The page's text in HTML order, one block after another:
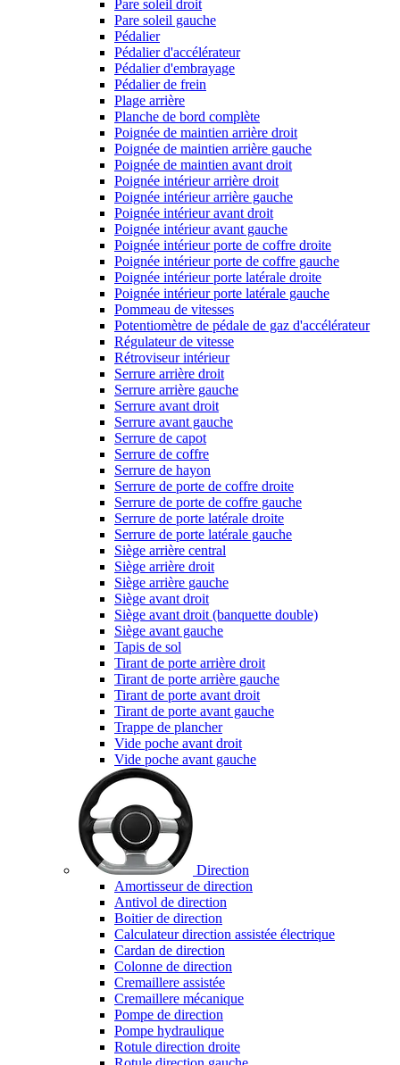
Pare soleil droit
Pare soleil gauche
Pédalier
Pédalier d'accélérateur
Pédalier d'embrayage
Pédalier de frein
Plage arrière
Planche de bord complète
Poignée de maintien arrière droit
Poignée de maintien arrière gauche
Poignée de maintien avant droit
Poignée intérieur arrière droit
Poignée intérieur arrière gauche
Poignée intérieur avant droit
Poignée intérieur avant gauche
Poignée intérieur porte de coffre droite
Poignée intérieur porte de coffre gauche
Poignée intérieur porte latérale droite
Poignée intérieur porte latérale gauche
Pommeau de vitesses
Potentiomètre de pédale de gaz d'accélérateur
Régulateur de vitesse
Rétroviseur intérieur
Serrure arrière droit
Serrure arrière gauche
Serrure avant droit
Serrure avant gauche
Serrure de capot
Serrure de coffre
Serrure de hayon
Serrure de porte de coffre droite
Serrure de porte de coffre gauche
Serrure de porte latérale droite
Serrure de porte latérale gauche
Siège arrière central
Siège arrière droit
Siège arrière gauche
Siège avant droit
Siège avant droit (banquette double)
Siège avant gauche
Tapis de sol
Tirant de porte arrière droit
Tirant de porte arrière gauche
Tirant de porte avant droit
Tirant de porte avant gauche
Trappe de plancher
Vide poche avant droit
Vide poche avant gauche
Direction
Amortisseur de direction
Antivol de direction
Boitier de direction
Calculateur direction assistée électrique
Cardan de direction
Colonne de direction
Cremaillere assistée
Cremaillere mécanique
Pompe de direction
Pompe hydraulique
Rotule direction droite